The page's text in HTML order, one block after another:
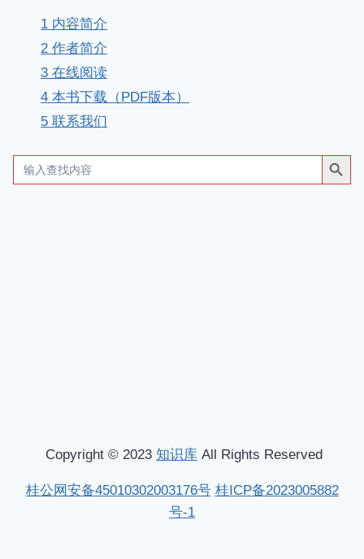
1 内容简介
2 作者简介
3 在线阅读
4 本书下载（PDF版本）
5 联系我们
Search
for:
搜索按钮
Copyright © 2023 知识库 All Rights Reserved
桂公网安备45010302003176号 桂ICP备2023005882
号-1